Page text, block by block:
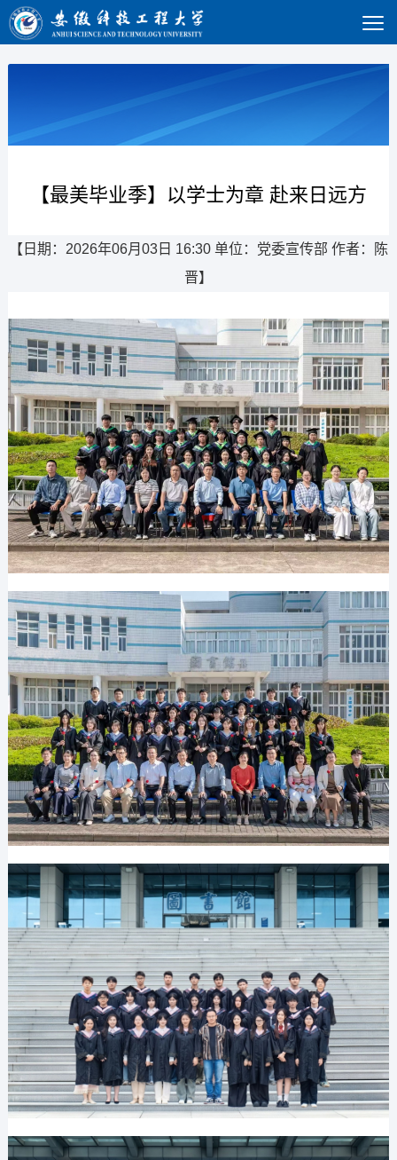
【最美毕业季】以学士为章 赴来日远方
【日期：2026年06月03日 16:30 单位：党委宣传部 作者：陈
晋】